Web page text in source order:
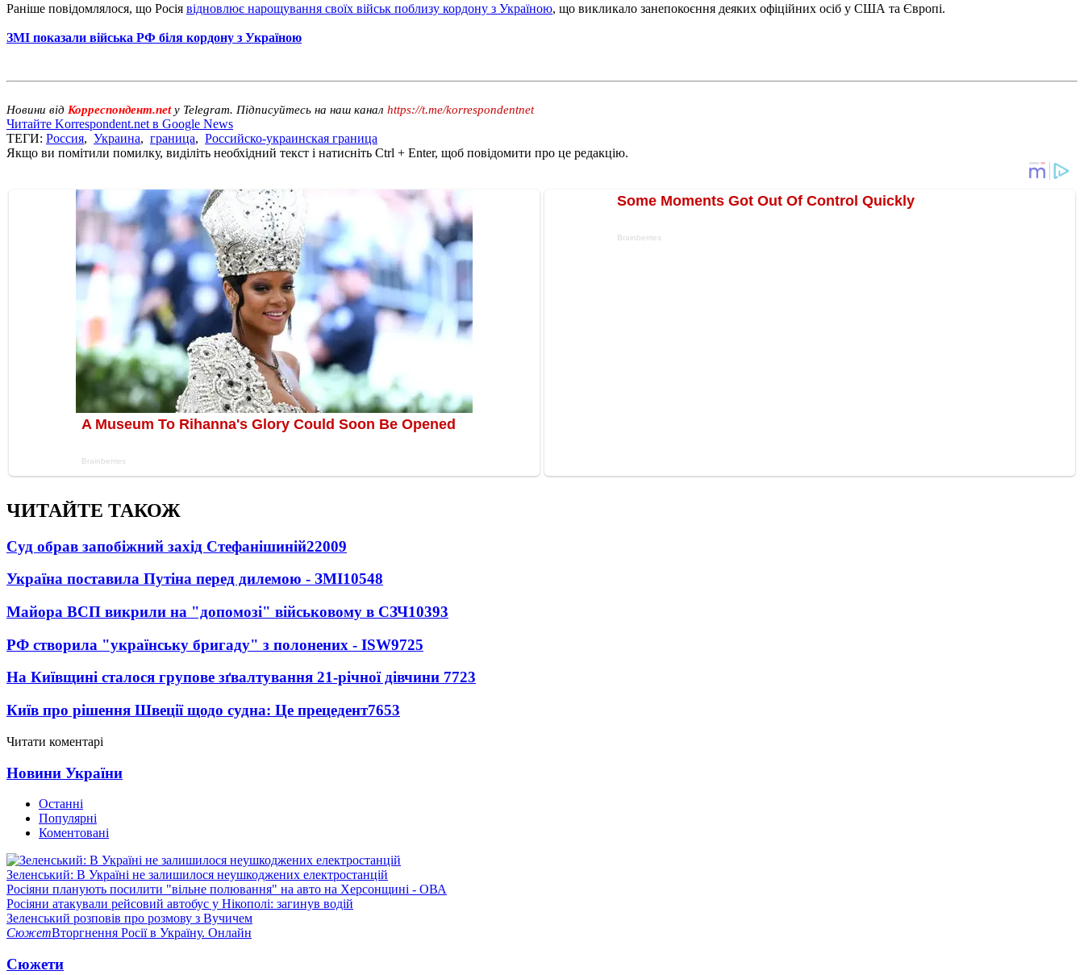
Раніше повідомлялося, що Росія відновлює нарощування своїх військ поблизу кордону з Україною, що викликало занепокоєння деяких офіційних осіб у США та Європі.
ЗМІ показали війська РФ біля кордону з Україною
Новини від Корреспондент.netу Telegram. Підписуйтесь на наш канал https://t.me/korrespondentnet
Читайте Korrespondent.net в Google News
ТЕГИ: Россия, Украина, граница, Российско-украинская граница
Якщо ви помітили помилку, виділіть необхідний текст і натисніть Ctrl + Enter, щоб повідомити про це редакцію.
ЧИТАЙТЕ ТАКОЖ
Суд обрав запобіжний захід Стефанішиній22009
Україна поставила Путіна перед дилемою - ЗМІ10548
Майора ВСП викрили на "допомозі" військовому в СЗЧ10393
РФ створила "українську бригаду" з полонених - ISW9725
На Київщині сталося групове зґвалтування 21-річної дівчини 7723
Київ про рішення Швеції щодо судна: Це прецедент7653
Читати коментарі
Новини України
Останні
Популярні
Коментовані
Зеленський: В Україні не залишилося неушкоджених електростанцій
Росіяни планують посилити "вільне полювання" на авто на Херсонщині - ОВА
Росіяни атакували рейсовий автобус у Нікополі: загинув водій
Зеленський розповів про розмову з Вучичем
СюжетВторгнення Росії в Україну. Онлайн
Сюжети